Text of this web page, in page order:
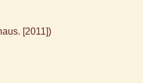
[2011])